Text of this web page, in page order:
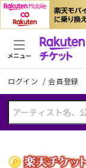
ログイン /会員登録
メニュー